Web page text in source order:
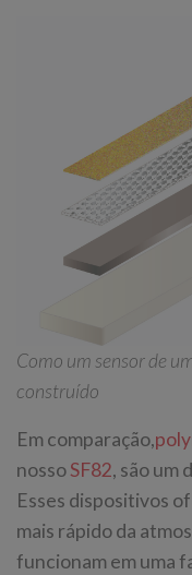
Como um sensor de
construído
Em comparação,
nossoSF82, são um
Esses dispositivos
mais rápido da
funcionam em uma